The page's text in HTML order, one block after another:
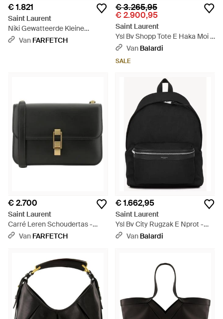
€ 1.821
Saint Laurent
Niki Gewatteerde Kleine
Schoudertas - Zwart
Van FARFETCH
€ 3.265,95
€ 2.900,95
Saint Laurent
Ysl Bv Shopp Tote E Haka Moi -
Zwart
Van Balardi
SALE
€ 2.700
Saint Laurent
Carré Leren Schoudertas -
Zwart
Van FARFETCH
€ 1.662,95
Saint Laurent
Ysl Bv City Rugzak E Nprot -
Zwart
Van Balardi